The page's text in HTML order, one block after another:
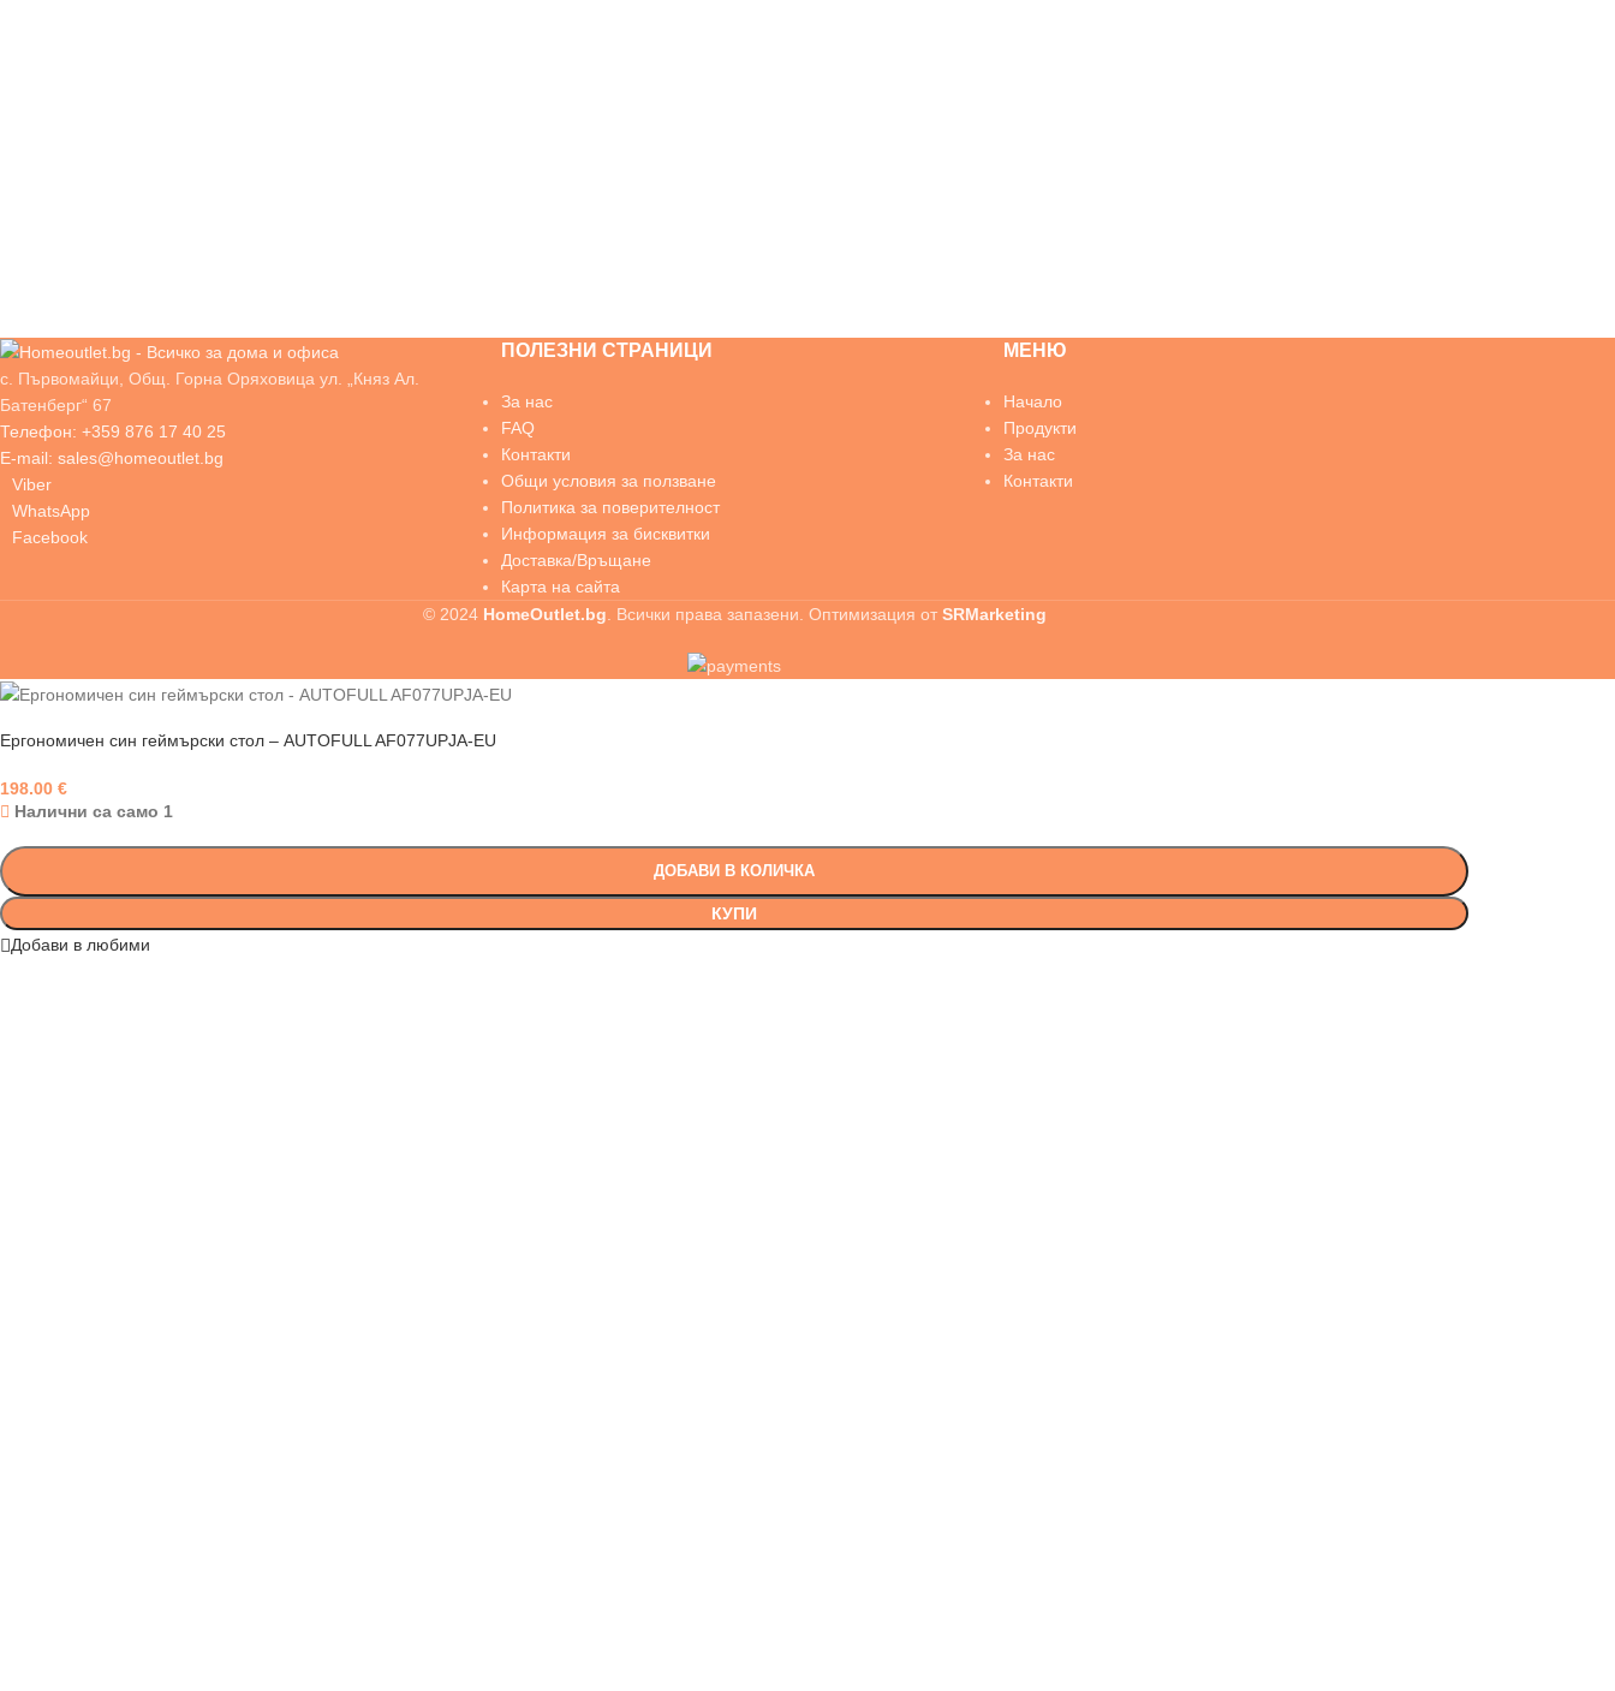
с. Първомайци, Общ. Горна Оряховица ул. „Княз Ал.
Батенберг“ 67
Телефон: +359 876 17 40 25
E-mail: sales@homeoutlet.bg
Viber
WhatsApp
Facebook
ПОЛЕЗНИ СТРАНИЦИ
За нас
FAQ
Контакти
Общи условия за ползване
Политика за поверителност
Информация за бисквитки
Доставка/Връщане
Карта на сайта
МЕНЮ
Начало
Продукти
За нас
Контакти
© 2024 HomeOutlet.bg . Всички права запазени. Оптимизация от SRMarketing
Ергономичен син геймърски стол – AUTOFULL AF077UPJA-EU
198.00 €
Налични са само 1
ДОБАВИ В КОЛИЧКА
КУПИ
Добави в любими